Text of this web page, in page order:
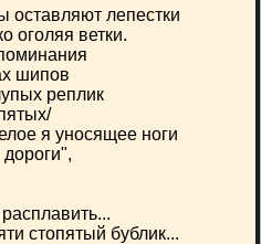
лепестки
оголяя ветки.
шипов
реплик
я уносящее ноги
стопятый бублик...